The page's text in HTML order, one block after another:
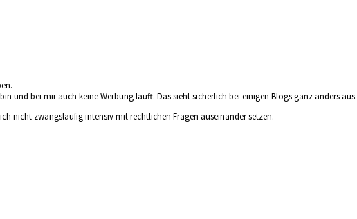
und bei mir auch keine Werbung läuft. Das sieht sicherlich bei einigen Blogs ganz anders aus.
nicht zwangsläufig intensiv mit rechtlichen Fragen auseinander setzen.